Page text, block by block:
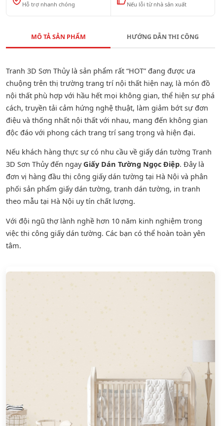
Hỗ trợ nhanh chóng Nếu lỗi từ nhà sản xuất
MÔ TẢ SẢN PHẨM HƯỚNG DẪN THI CÔNG
Tranh 3D Sơn Thủy là sản phẩm rất “HOT” đang được ưa
chuộng trên thị trường trang trí nội thất hiện nay, là món đồ
nội thất phù hợp với hầu hết mọi không gian, thể hiện sự phá
cách, truyền tải cảm hứng nghệ thuật, làm giảm bớt sự đơn
điệu và thống nhất nội thất với nhau, mang đến không gian
độc đáo với phong cách trang trí sang trọng và hiện đại.
Nếu khách hàng thực sự có nhu cầu về giấy dán tường Tranh
3D Sơn Thủy đến ngayGiấy Dán Tường Ngọc Điệp. Đây là
đơn vị hàng đầu thị công giấy dán tường tại Hà Nội và phân
phối sản phẩm giấy dán tường, tranh dán tường, in tranh
theo mẫu tại Hà Nội uy tín chất lượng.
Với đội ngũ thợ lành nghề hơn 10 năm kinh nghiệm trong
việc thi công giấy dán tường. Các bạn có thể hoàn toàn yên
tâm.